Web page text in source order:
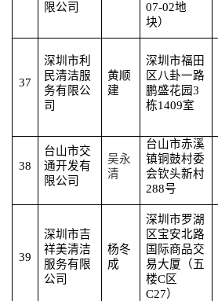
限公司
07-02地
块）
37
深圳市利
民清洁服
务有限公
司
黄顺
建
深圳市福田
区八卦一路
鹏盛花园3
栋1409室
38
台山市交
通开发有
限公司
吴永
清
台山市赤溪
镇铜鼓村委
会钦头新村
288号
39
深圳市吉
祥美清洁
服务有限
公司
杨冬
成
深圳市罗湖
区宝安北路
国际商品交
易大厦（五
楼C区
C27）